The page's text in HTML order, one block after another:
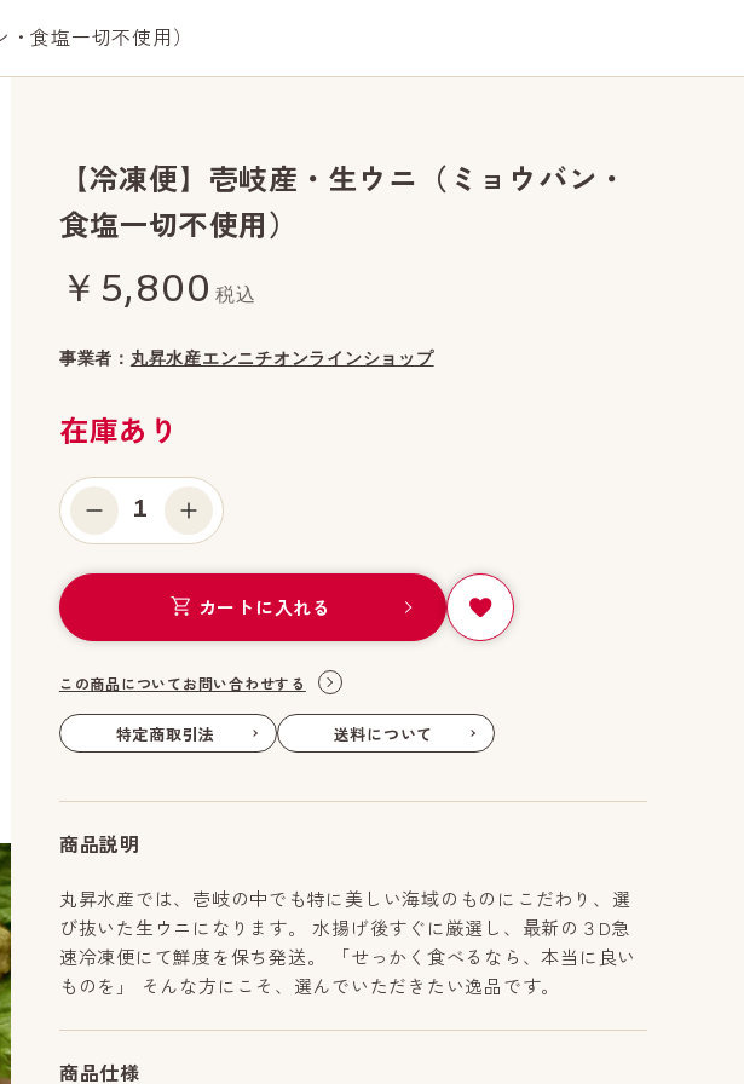
食塩一切不使用）
【冷凍便】壱岐産・生ウニ（ミョウバン・
食塩一切不使用）
￥5,800 税込
事業者： 丸昇水産エンニチオンラインショップ
在庫あり
1
カートに入れる
この商品についてお問い合わせする
特定商取引法 送料について
商品説明
丸昇水産では、壱岐の中でも特に美しい海域のものにこだわり、選
び抜いた生ウニになります。 水揚げ後すぐに厳選し、最新の３D急
速冷凍便にて鮮度を保ち発送。 「せっかく食べるなら、本当に良い
ものを」 そんな方にこそ、選んでいただきたい逸品です。
商品仕様